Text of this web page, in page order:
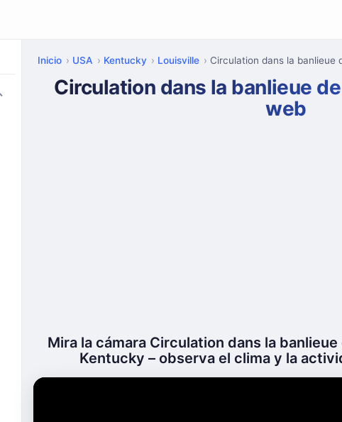
Inicio USA Kentucky Louisville Circulation dans la banlieue
Circulation dans la banlieue
web
Mira la cámara Circulation dans la
Kentucky – observa el clima y la